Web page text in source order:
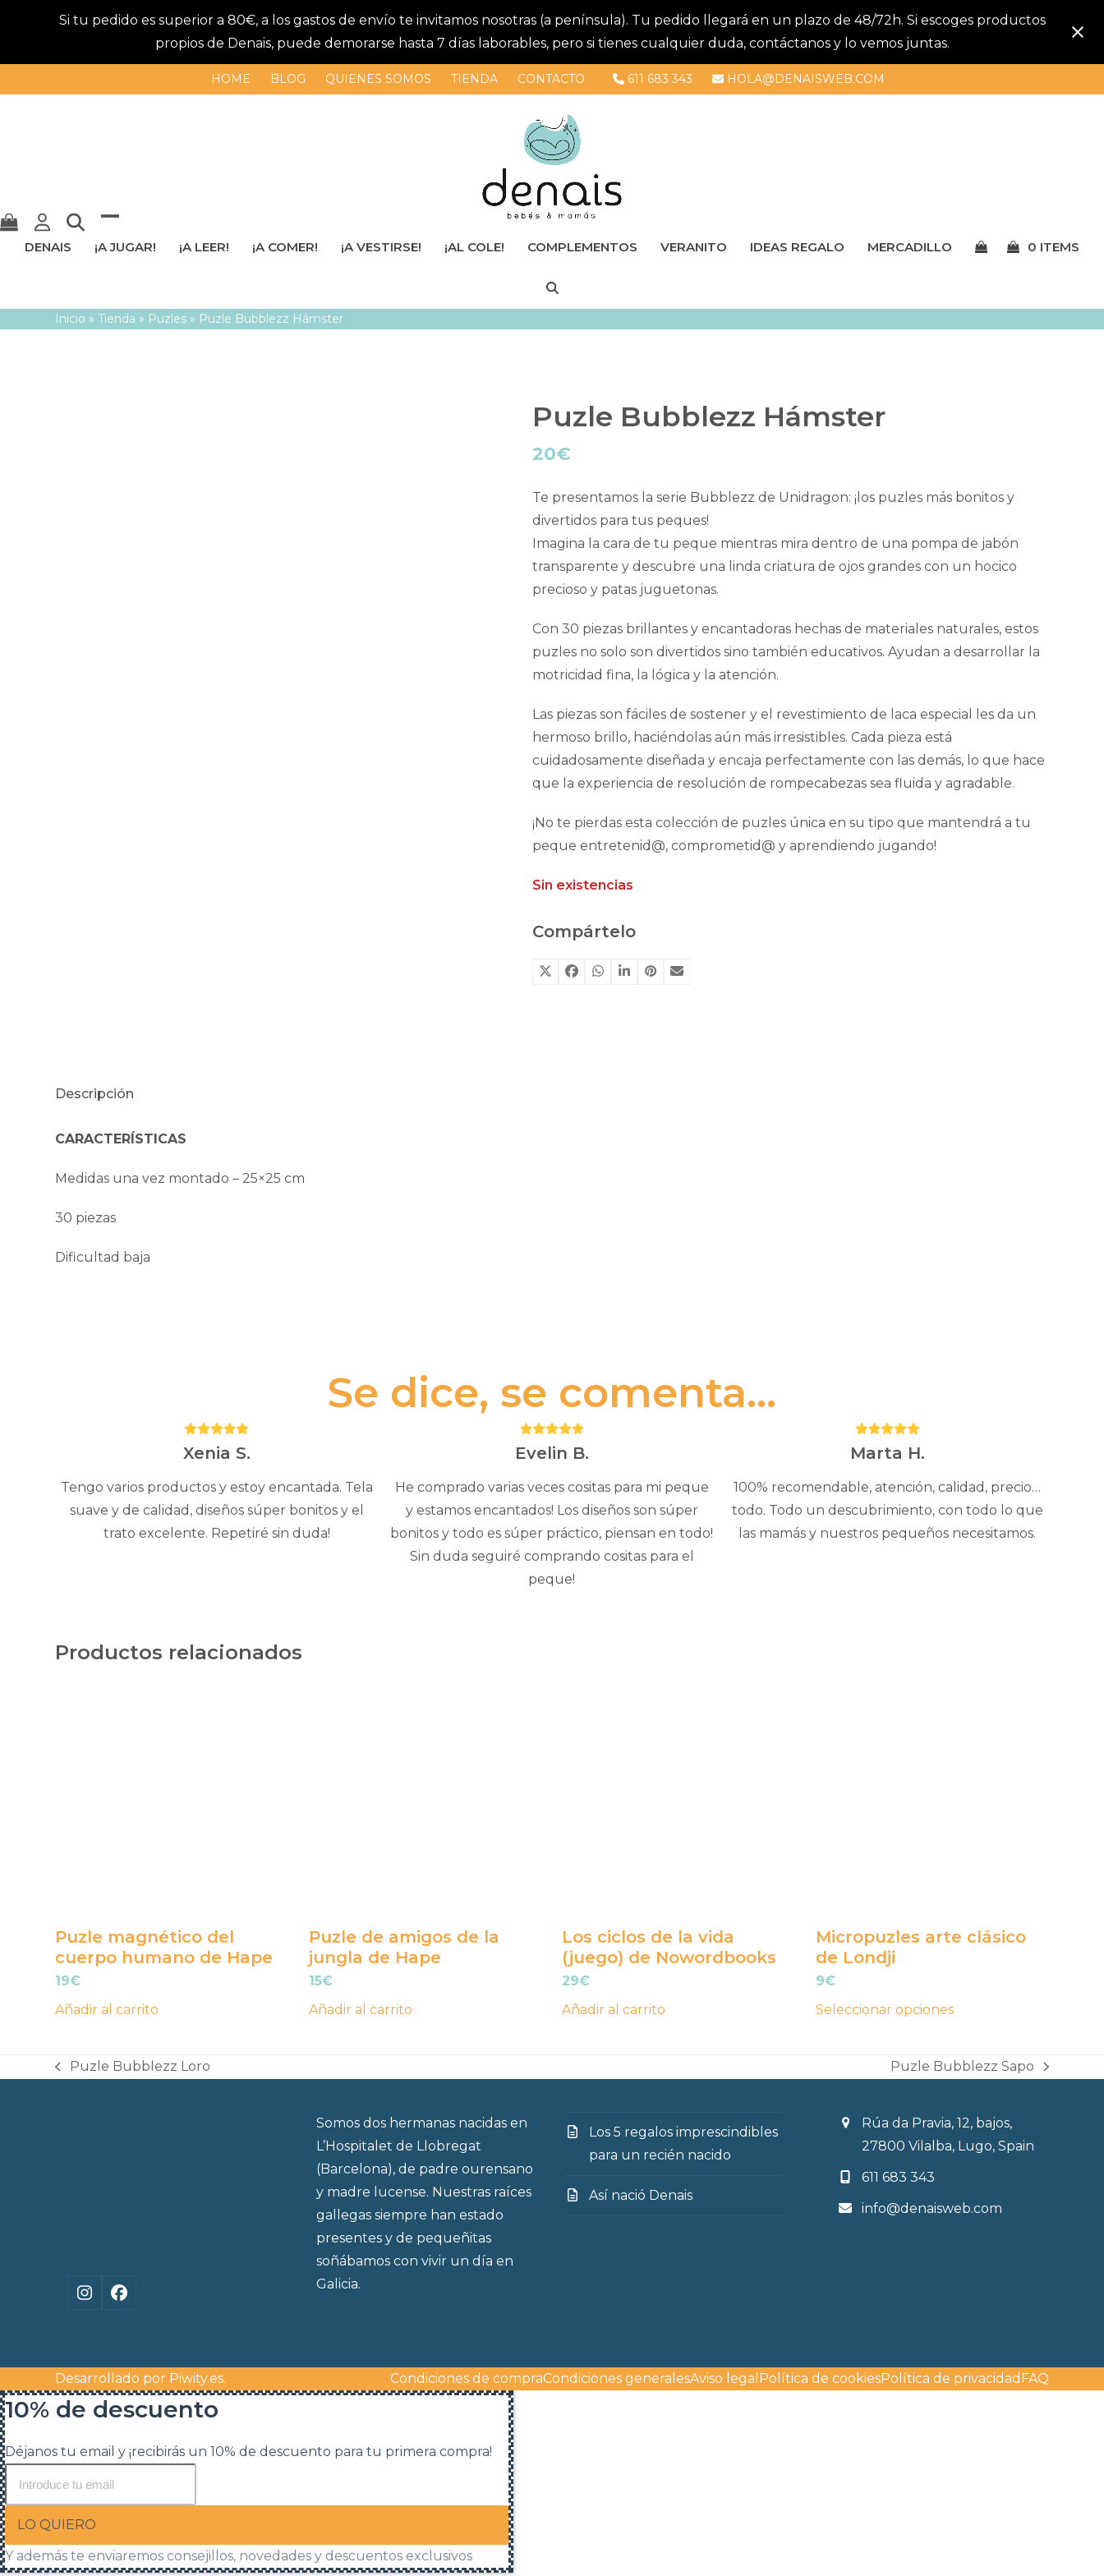
Si tu pedido es superior a 80€, a los gastos de envío te invitamos nosotras (a península). Tu pedido llegará en un plazo de 48/72h. Si escoges productos
propios de Denais, puede demorarse hasta 7 días laborables, pero si tienes cualquier duda, contáctanos y lo vemos juntas.
HOME BLOG QUIENES SOMOS TIENDA CONTACTO 611 683 343 HOLA@DENAISWEB.COM
Mostrar
menú
Cerrar
DENAIS ¡A JUGAR! ¡A LEER! ¡A COMER! ¡A VESTIRSE! ¡AL COLE! COMPLEMENTOS VERANITO IDEAS REGALO MERCADILLO 0 ITEMS
Inicio »Tienda » Puzles » Puzle Bubblezz Hámster
Puzle Bubblezz Hámster
20€
Te presentamos la serie Bubblezz de Unidragon: ¡los puzles más bonitos y
divertidos para tus peques!
Imagina la cara de tu peque mientras mira dentro de una pompa de jabón
transparente y descubre una linda criatura de ojos grandes con un hocico
precioso y patas juguetonas.
Con 30 piezas brillantes y encantadoras hechas de materiales naturales, estos
puzles no solo son divertidos sino también educativos. Ayudan a desarrollar la
motricidad fina, la lógica y la atención.
Las piezas son fáciles de sostener y el revestimiento de laca especial les da un
hermoso brillo, haciéndolas aún más irresistibles. Cada pieza está
cuidadosamente diseñada y encaja perfectamente con las demás, lo que hace
que la experiencia de resolución de rompecabezas sea fluida y agradable.
¡No te pierdas esta colección de puzles única en su tipo que mantendrá a tu
peque entretenid@, comprometid@ y aprendiendo jugando!
Sin existencias
Compártelo
Descripción
CARACTERÍSTICAS
Medidas una vez montado – 25×25 cm
30 piezas
Dificultad baja
Se dice, se comenta...
Puntuación:
5
Xenia S.
Tengo varios productos y estoy encantada. Tela
suave y de calidad, diseños súper bonitos y el
trato excelente. Repetiré sin duda!
Puntuación:
5
Evelin B.
He comprado varias veces cositas para mi peque
y estamos encantados! Los diseños son súper
bonitos y todo es súper práctico, piensan en todo!
Sin duda seguiré comprando cositas para el
peque!
Puntuación:
5
Marta H.
100% recomendable, atención, calidad, precio…
todo. Todo un descubrimiento, con todo lo que
las mamás y nuestros pequeños necesitamos.
Productos relacionados
Puzle magnético del
cuerpo humano de Hape
19€
Añadir al carrito
Puzle de amigos de la
jungla de Hape
15€
Añadir al carrito
Los ciclos de la vida
(juego) de Nowordbooks
29€
Añadir al carrito
Micropuzles arte clásico
de Londji
9€
Seleccionar opciones
la
página
producto
previous
Puzle Bubblezz Loro
next
Puzle Bubblezz Sapo
Instagram
Facebook
Somos dos hermanas nacidas en
L’Hospitalet de Llobregat
(Barcelona), de padre ourensano
y madre lucense. Nuestras raíces
gallegas siempre han estado
presentes y de pequeñitas
soñábamos con vivir un día en
Galicia.
Los 5 regalos imprescindibles
para un recién nacido
Así nació Denais
Rúa da Pravia, 12, bajos,
27800 Vilalba, Lugo, Spain
611 683 343
info@denaisweb.com
Desarrollado por Piwity.es. Condiciones de compraCondiciones generalesAviso legal Política de cookiesPolítica de privacidad FAQ
10% de descuento
Déjanos tu email y ¡recibirás un 10% de descuento para tu primera compra!
LO QUIERO
Y además te enviaremos consejillos, novedades y descuentos exclusivos